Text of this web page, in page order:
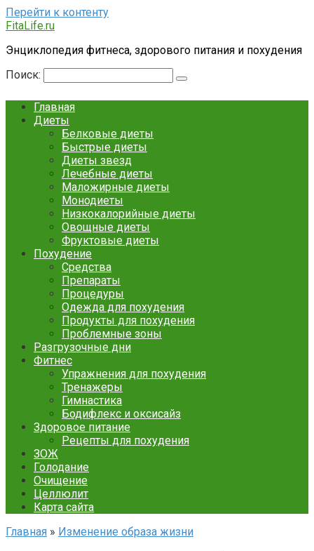
Перейти к контенту
FitaLife.ru
Энциклопедия фитнеса, здорового питания и похудения
Поиск:
Главная
Диеты
Белковые диеты
Быстрые диеты
Диеты звезд
Лечебные диеты
Маложирные диеты
Монодиеты
Низкокалорийные диеты
Овощные диеты
Фруктовые диеты
Похудение
Средства
Препараты
Процедуры
Одежда для похудения
Продукты для похудения
Проблемные зоны
Разгрузочные дни
Фитнес
Упражнения для похудения
Тренажеры
Гимнастика
Бодифлекс и оксисайз
Здоровое питание
Рецепты для похудения
ЗОЖ
Голодание
Очищение
Целлюлит
Карта сайта
Главная » Изменение образа жизни